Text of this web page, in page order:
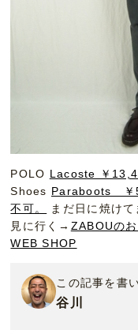
POLO Lacoste ￥
Shoes Paraboots ￥
不可。
まだ日に焼け
見に行く→ ZABOUの
WEB SHOP
この記事を書
谷川